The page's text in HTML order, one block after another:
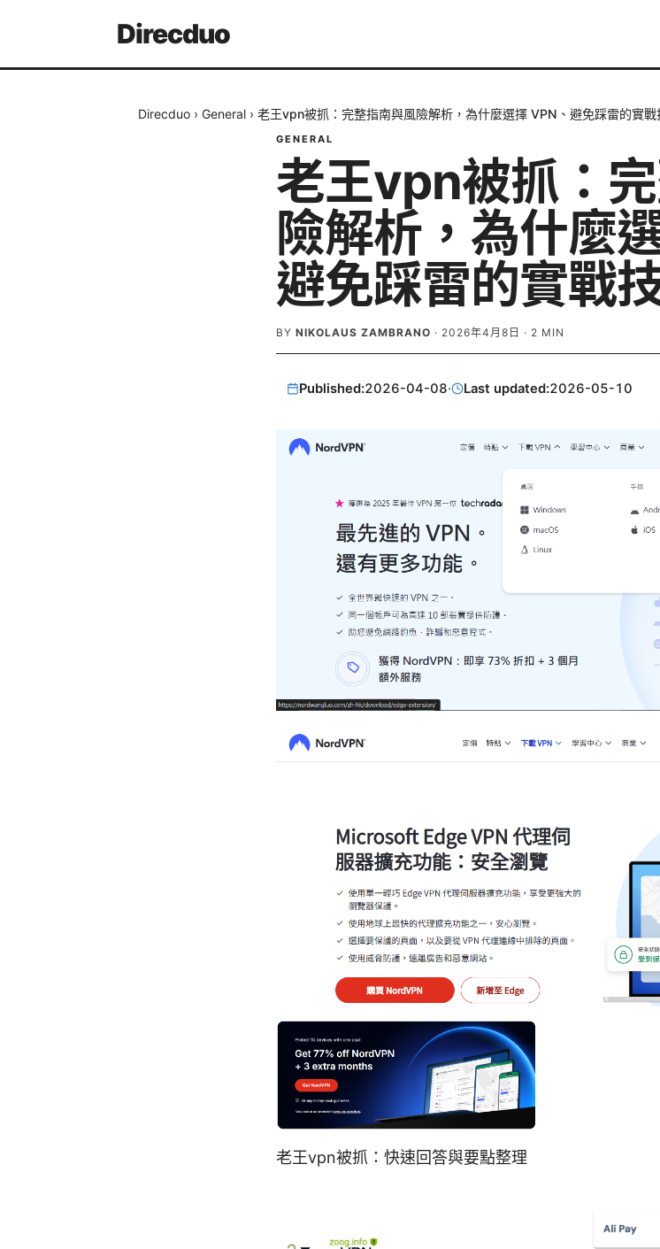
Direcduo
Direcduo › General › 老王vpn被抓：完整指南與風險解析，為什麼選擇 VPN、避免踩雷的實戰
GENERAL
老王vpn被抓：
險解析，為什麼
避免踩雷的實戰
BY NIKOLAUS ZAMBRANO · 2026年4月8日 · 2 MIN
Published:2026-04-08· Last updated:2026-05-10
老王vpn被抓：快速回答與要點整理